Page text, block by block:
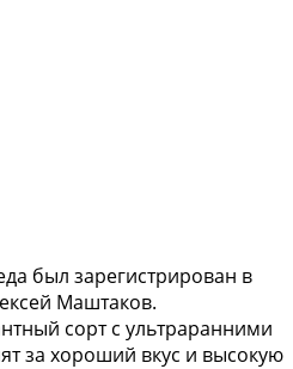
был зарегистрирован в
Маштаков.
сорт с ультраранними
за хороший вкус и высокую